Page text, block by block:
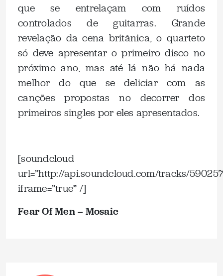
que se entrelaçam com ruídos
controlados de guitarras. Grande
revelação da cena britânica, o quarteto
só deve apresentar o primeiro disco no
próximo ano, mas até lá não há nada
melhor do que se deliciar com as
canções propostas no decorrer dos
primeiros singles por eles apresentados.
[soundcloud
url=”http://api.soundcloud.com/tracks/
iframe=”true” /]
Fear Of Men – Mosaic